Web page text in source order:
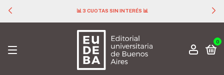
📊 3 CUOTAS SIN INTERÉS 📊
0